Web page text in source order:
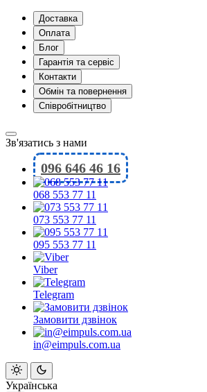
Доставка
Оплата
Блог
Гарантія та сервіс
Контакти
Обмін та повернення
Співробітництво
Зв'язатись з нами
096 646 46 16
068 553 77 11
073 553 77 11
095 553 77 11
Viber
Telegram
Замовити дзвінок
in@eimpuls.com.ua
Українська